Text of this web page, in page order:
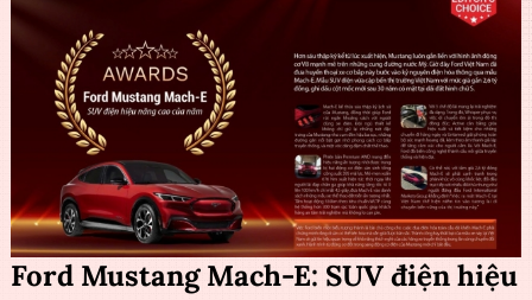
Ford Mustang Mach-E: SUV điện hiệu